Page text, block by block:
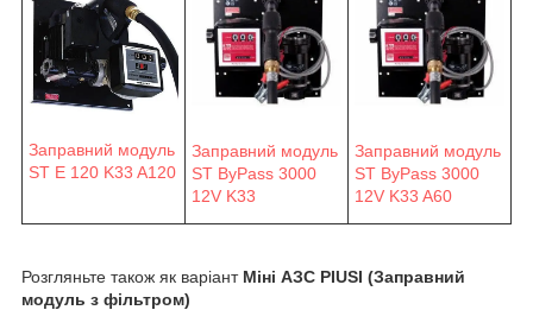
Заправний модуль
ST E 120 K33 A120
Заправний модуль
ST ByPass 3000
12V K33
Заправний модуль
ST ByPass 3000
12V K33 A60
Розгляньте також як варіант Міні АЗС PIUSI (Заправний
модуль з фільтром)